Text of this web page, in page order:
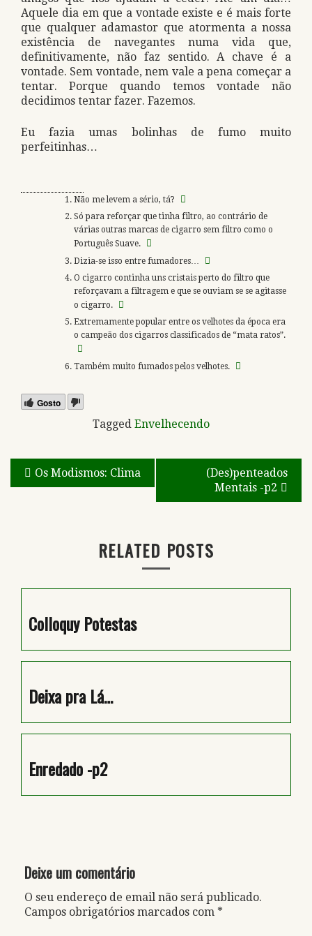
Aquele dia em que a vontade existe e é mais forte
que qualquer adamastor que atormenta a nossa
existência de navegantes numa vida que,
definitivamente, não faz sentido. A chave é a
vontade. Sem vontade, nem vale a pena começar a
tentar. Porque quando temos vontade não
decidimos tentar fazer. Fazemos.
Eu fazia umas bolinhas de fumo muito
perfeitinhas…
Não me levem a sério, tá?
Só para reforçar que tinha filtro, ao contrário de
várias outras marcas de cigarro sem filtro como o
Português Suave.
Dizia-se isso entre fumadores…
O cigarro continha uns cristais perto do filtro que
reforçavam a filtragem e que se ouviam se se agitasse
o cigarro.
Extremamente popular entre os velhotes da época era
o campeão dos cigarros classificados de “mata ratos”.
Também muito fumados pelos velhotes.
Gosto
Tagged Envelhecendo
Navegação
de
Os Modismos: Clima
(Des)penteados
Mentais -p2
RELATED POSTS
Colloquy Potestas
Deixa pra Lá…
Enredado -p2
Deixe um comentário
O seu endereço de email não será publicado.
Campos obrigatórios marcados com *